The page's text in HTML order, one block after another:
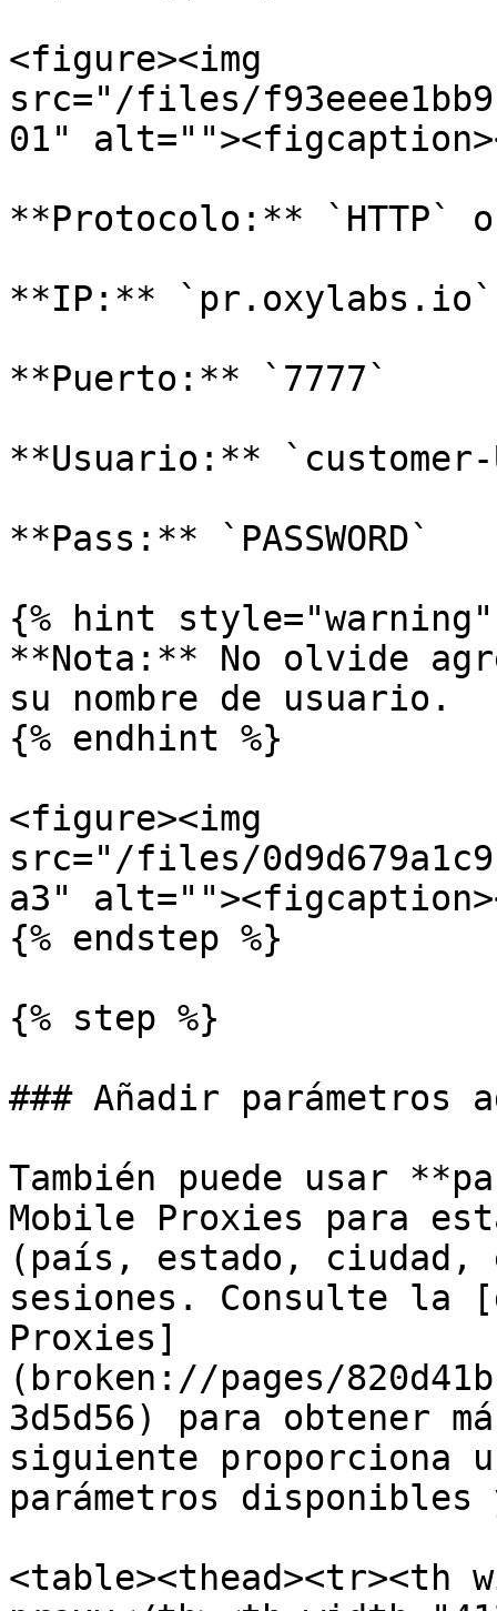
<figure><img
src="/files/
01"
**Protocolo:** `HTTP` o
**IP:** `pr.oxylabs.io`
**Puerto:** `7777`
**Usuario:** `customer-
**Pass:** `PASSWORD`
{% hint style="warning"
**Nota:** No olvide
su nombre de usuario.
{% endhint %}
<figure><img
src="/files/
a3"
{% endstep %}
{% step %}
### Añadir parámetros
También puede usar
Mobile Proxies para
(país, estado,
sesiones. Consulte la
Proxies]
(broken://pages/
3d5d56) para obtener
siguiente proporciona
parámetros
<table><thead><tr><th